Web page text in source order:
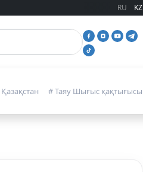
RU KZ
# Таяу Шығыс қақтығысы